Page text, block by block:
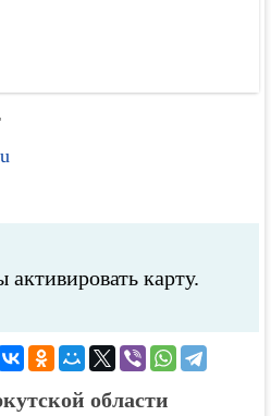
карту.
области